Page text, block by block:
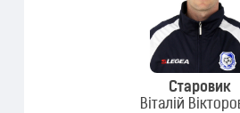
Старовик
Віталій